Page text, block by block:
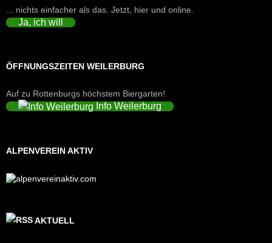
... nichts einfacher als das. Jetzt, hier und online.
Ja, ich will
ÖFFNUNGSZEITEN WEILERBURG
Auf zu Rottenburgs höchstem Biergarten!
Info Weilerburg
ALPENVEREIN AKTIV
AKTUELL